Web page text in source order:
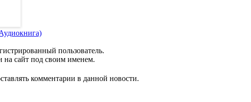
пользователь.
на сайт под своим именем.
комментарии в данной новости.